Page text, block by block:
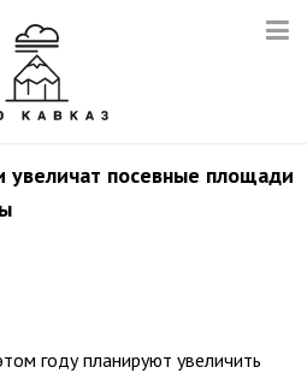
увеличат посевные площади
году планируют увеличить